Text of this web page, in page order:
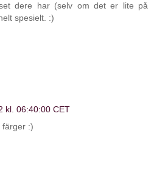
dere har (selv om det er lite på
spesielt. :)
kl. 06:40:00 CET
färger :)